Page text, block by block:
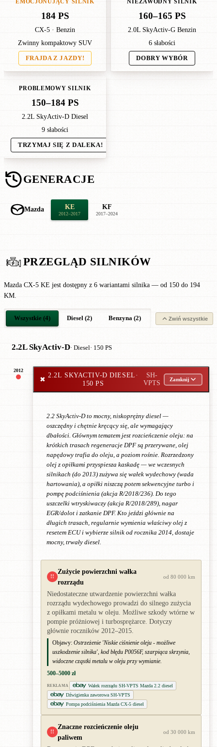
EMOCJONUJĄCY SILNIK
184 PS
CX-5 · Benzin
Zwinny kompaktowy SUV
FRAJDA Z JAZDY!
NIEZAWODNY SILNIK
160–165 PS
2.0L SkyActiv-G Benzin
6 słabości
DOBRY WYBÓR
PROBLEMOWY SILNIK
150–184 PS
2.2L SkyActiv-D Diesel
9 słabości
TRZYMAJ SIĘ Z DALEKA!
GENERACJE
Mazda KE
2012–2017
KF
2017–2024
PRZEGLĄD SILNIKÓW
Mazda CX-5 KE jest dostępny z 6 wariantami silnika — od 150 do 194
KM.
Wszystkie (4) Diesel (2) Benzyna (2) Zwiń wszystkie
2.2L SkyActiv-D· Diesel· 150 PS
2012
✖
2.2L SKYACTIV-D DIESEL·
150 PS
SH-
VPTS
Zamknij
2.2 SkyActiv-D to mocny, niskoprężny diesel —
oszczędny i chętnie kręcący się, ale wymagający
dbałości. Głównym tematem jest rozcieńczenie oleju: na
krótkich trasach regeneracje DPF są przerywane, olej
napędowy trafia do oleju, a poziom rośnie. Rozrzedzony
olej z opiłkami przyspiesza kaskadę — we wczesnych
silnikach (do 2013) zużywa się wałek wydechowy (wada
hartowania), a opiłki niszczą potem sekwencyjne turbo i
pompę podciśnienia (akcja R/2018/236). Do tego
uszczelki wtryskiwaczy (akcja R/2018/289), nagar
EGR/dolot i zatkanie DPF. Kto jeździ głównie na
długich trasach, regularnie wymienia właściwy olej z
resetem ECU i wybierze silnik od rocznika 2014, dostaje
mocny, trwały diesel.
!!
Zużycie powierzchni wałka
rozrządu
od 80 000 km
Niedostateczne utwardzenie powierzchni wałka
rozrządu wydechowego prowadzi do silnego zużycia
z opiłkami metalu w oleju. Możliwe szkody wtórne w
pompie próżniowej i turbosprężarce. Dotyczy
głównie roczników 2012–2015.
Objawy: Ostrzeżenie 'Niskie ciśnienie oleju - możliwe
uszkodzenie silnika', kod błędu P0056F, szarpiąca skrzynia,
widoczne cząstki metalu w oleju przy wymianie.
500–5000 zł
REKLAMA
Wałek rozrządu SH-VPTS Mazda 2.2 diesel
Dźwigienka zaworowa SH-VPTS
Pompa podciśnienia Mazda CX-5 diesel
!!
Znaczne rozcieńczenie oleju
paliwem
od 30 000 km